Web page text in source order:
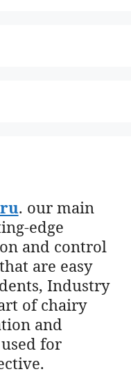
. our main
edge
and control
are easy
Industry
of chairy
and
for